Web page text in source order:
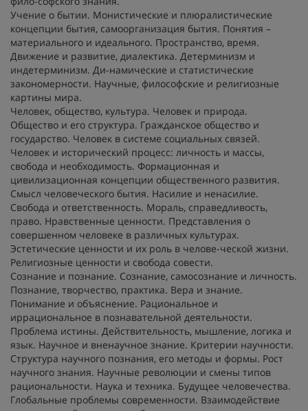
Учение о бытии. Монистические и плюралистические
концепции бытия, самоорганизация бытия. Понятия –
материального и идеального. Пространство, время.
Движение и развитие, диалектика. Детерминизм и
индетерминизм. Ди-намические и статистические
закономерности. Научные, философские и религиозные
картины мира.
Человек, общество, культура. Человек и природа.
Общество и его структура. Гражданское общество и
государство. Человек в системе социальных связей.
Человек и исторический процесс: личность и массы,
свобода и необходимость. Формационная и
цивилизационная концепции общественного развития.
Смысл человеческого бытия. Насилие и ненасилие.
Свобода и ответственность. Мораль, справедливость,
право. Нравственные ценности. Представления о
совершенном человеке в различных культурах.
Эстетические ценности и их роль в челове-ческой жизни.
Религиозные ценности и свобода совести.
Сознание и познание. Сознание, самосознание и личность.
Познание, творчество, практика. Вера и знание.
Понимание и объяснение. Рациональное и
иррациональное в познавательной деятельности.
Проблема истины. Действительность, мышление, логика и
язык. Научное и вненаучное знание. Критерии научности.
Структура научного познания, его методы и формы. Рост
научного знания. Научные революции и смены типов
рациональности. Наука и техника. Будущее человечества.
Глобальные проблемы современности. Взаимодействие